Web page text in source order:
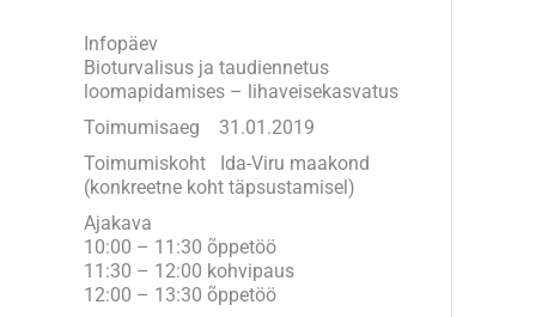
Infopäev
Bioturvalisus ja taudiennetus
loomapidamises – lihaveisekasvatus
Toimumisaeg 31.01.2019
Toimumiskoht Ida-Viru maakond
(konkreetne koht täpsustamisel)
Ajakava
10:00 – 11:30 õppetöö
11:30 – 12:00 kohvipaus
12:00 – 13:30 õppetöö